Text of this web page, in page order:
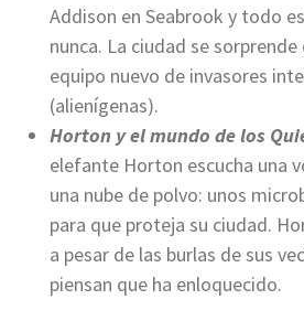
Addison en Seabrook y todo
nunca. La ciudad se
equipo nuevo de invasores
(alienígenas).
Horton y el mundo de los
elefante Horton escucha una
una nube de polvo: unos
para que proteja su ciudad.
a pesar de las burlas de sus
piensan que ha enloquecido.